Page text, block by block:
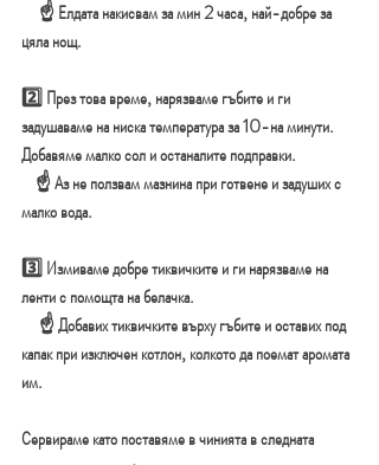
цяла нощ.
2️⃣ През това време, нарязваме гъбитеи ги
задушаваме на ниска температура за 10-на минути.
Добавяме малко сол и останалите подправки.
малко вода.
3️⃣ Измиваме добре тиквичките и ги нарязваме на
ленти с помощта на белачка.
капак при изключен котлон, колкото да поемат аромата
им.
Сервираме като поставяме в чинията в следната